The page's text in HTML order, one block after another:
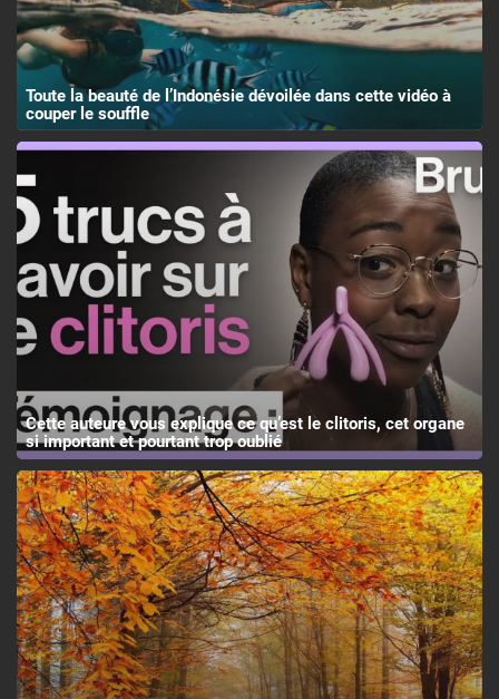
Toute la beauté de l’Indonésie dévoilée dans cette vidéo à
couper le souffle
Cette auteure vous explique ce qu’est le clitoris, cet organe
si important et pourtant trop oublié